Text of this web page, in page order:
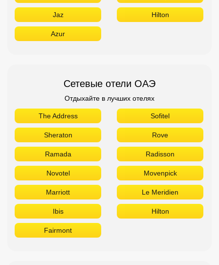
Jaz Hilton
Azur
Сетевые отели ОАЭ
Отдыхайте в лучших отелях
The Address Sofitel
Sheraton Rove
Ramada Radisson
Novotel Movenpick
Marriott Le Meridien
Ibis Hilton
Fairmont